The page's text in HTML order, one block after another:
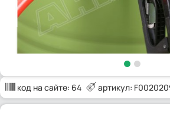
код на сайте: 64 артикул: